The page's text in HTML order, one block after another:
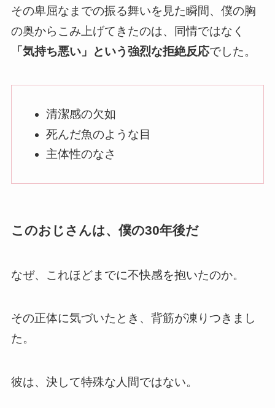
その卑屈なまでの振る舞いを見た瞬間、僕の胸
の奥からこみ上げてきたのは、同情ではなく
「気持ち悪い」という強烈な拒絶反応でした。
清潔感の欠如
死んだ魚のような目
主体性のなさ
このおじさんは、僕の30年後だ
なぜ、これほどまでに不快感を抱いたのか。
その正体に気づいたとき、背筋が凍りつきまし
た。
彼は、決して特殊な人間ではない。